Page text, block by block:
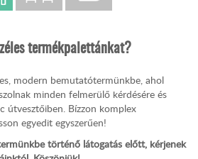
termékpalettánkat?
modern bemutatótermünkbe, ahol
minden felmerülő kérdésére és
útvesztőiben. Bízzon komplex
egyedit egyszerűen!
történő látogatás előtt, kérjenek